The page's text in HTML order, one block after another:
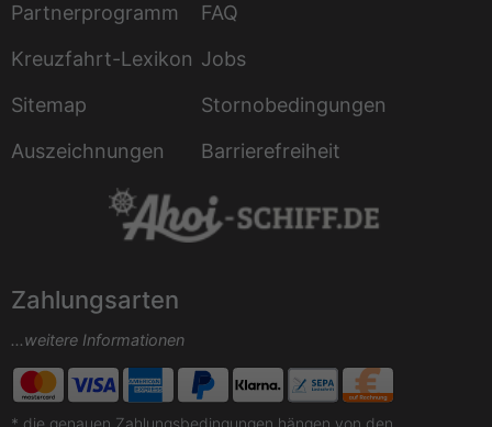
Partnerprogramm
FAQ
Kreuzfahrt-Lexikon Jobs
Sitemap
Stornobedingungen
Auszeichnungen
Barrierefreiheit
Zahlungsarten
...weitere Informationen
* die genauen Zahlungsbedingungen hängen von den